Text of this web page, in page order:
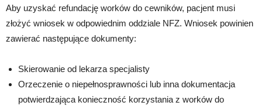
Aby uzyskać refundację worków do cewników, pacjent musi
złożyć wniosek w odpowiednim oddziale NFZ. Wniosek powinien
zawierać następujące dokumenty:
Skierowanie od lekarza specjalisty
Orzeczenie o niepełnosprawności lub inna dokumentacja
potwierdzająca konieczność korzystania z worków do